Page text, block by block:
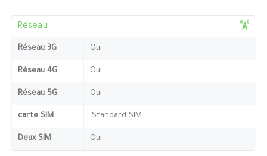
Réseau
Réseau 3G Oui
Réseau 4G Oui
Réseau 5G Oui
carte SIM `Standard SIM
Deux SIM Oui